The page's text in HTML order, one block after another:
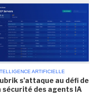
ARTIFICIELLE
s'attaque au défi de
sécurité des agents IA